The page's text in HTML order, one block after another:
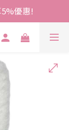
優惠!